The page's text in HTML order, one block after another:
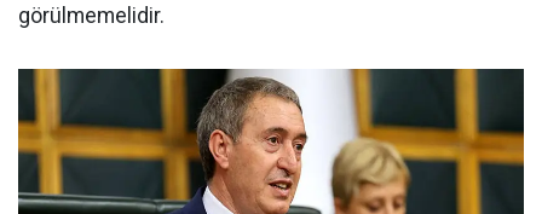
görülmemelidir.